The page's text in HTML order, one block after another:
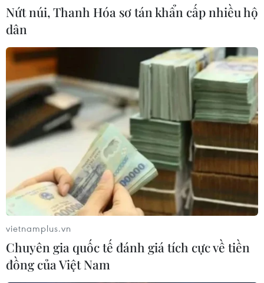
Nứt núi, Thanh Hóa sơ tán khẩn cấp nhiều hộ
dân
vietnamplus.vn
Chuyên gia quốc tế đánh giá tích cực về tiền
đồng của Việt Nam